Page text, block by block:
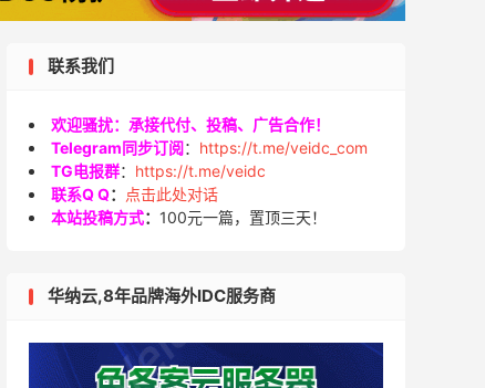
联系我们
欢迎骚扰：承接代付、投稿、广告合作！
Telegram同步订阅： https://t.me/veidc_com
TG电报群： https://t.me/veidc
联系Q Q：
点击此处对话
本站投稿方式： 100元一篇，置顶三天！
华纳云,8年品牌海外IDC服务商